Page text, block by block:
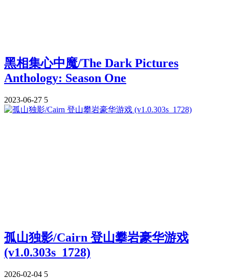
黑相集心中魔/The Dark Pictures
Anthology: Season One
2023-06-27 5
孤山独影/Cairn 登山攀岩豪华游戏
(v1.0.303s_1728)
2026-02-04 5